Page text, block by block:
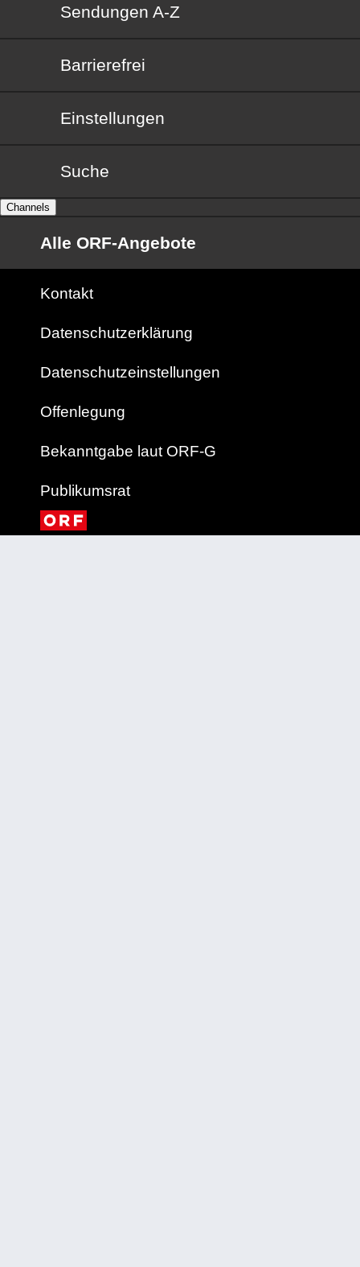
Sendungen von A bis Z
Sendungen A-Z
Barrierefrei
Barrierefrei
Einstellungen
Suche
Channels
Alle ORF-Angebote
Kontakt
Datenschutzerklärung
Datenschutzeinstellungen
Offenlegung
Bekanntgabe laut ORF-G
Publikumsrat